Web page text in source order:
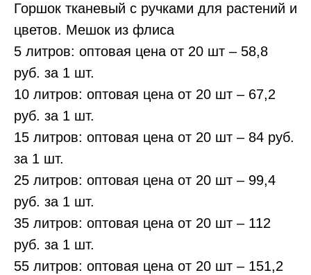
Горшок тканевый с ручками для растений и
цветов. Мешок из флиса
5 литров: оптовая цена от 20 шт – 58,8
руб. за 1 шт.
10 литров: оптовая цена от 20 шт – 67,2
руб. за 1 шт.
15 литров: оптовая цена от 20 шт – 84 руб.
за 1 шт.
25 литров: оптовая цена от 20 шт – 99,4
руб. за 1 шт.
35 литров: оптовая цена от 20 шт – 112
руб. за 1 шт.
55 литров: оптовая цена от 20 шт – 151,2